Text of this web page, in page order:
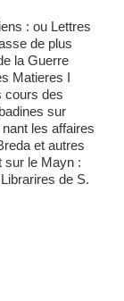
: ou Lettres
de plus
la Guerre
Matieres I
cours des
sur
les affaires
et autres
sur le Mayn :
de S.